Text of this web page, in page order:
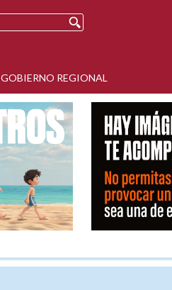
GOBIERNO REGIONAL